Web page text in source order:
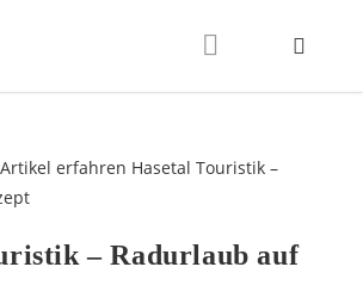
– Radurlaub auf